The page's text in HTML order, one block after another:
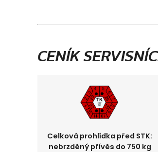
CENÍK
Celková prohlídka před STK:
nebrzděný přívěs do 750 kg